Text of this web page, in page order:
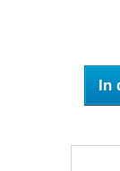
In